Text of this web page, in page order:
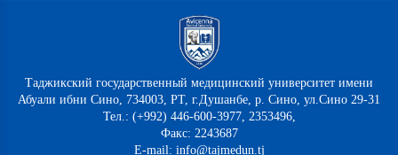
Таджикский государственный медицинский университет имени
Абуали ибни Сино, 734003, РТ, г.Душанбе, р. Сино, ул.Сино 29-31
Тел.: (+992) 446-600-3977, 2353496,
Факс: 2243687
E-mail: info@tajmedun.tj